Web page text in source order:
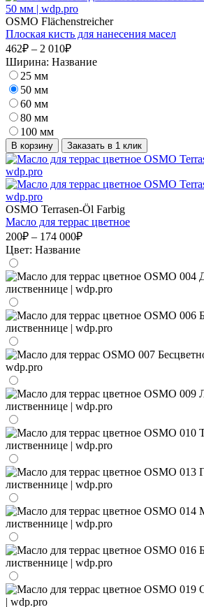
OSMO Flächenstreicher
Плоская кисть для нанесения масел
462₽ – 2 010₽
Ширина: Название
25 мм
50 мм
60 мм
80 мм
100 мм
В корзину Заказать в 1 клик
OSMO Terrasen-Öl Farbig
Масло для террас цветное
200₽ – 174 000₽
Цвет: Название